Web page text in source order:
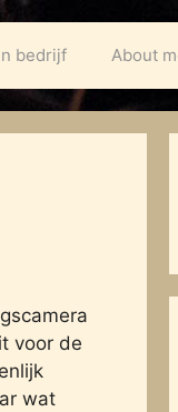
bedrijf About
voor de
wat